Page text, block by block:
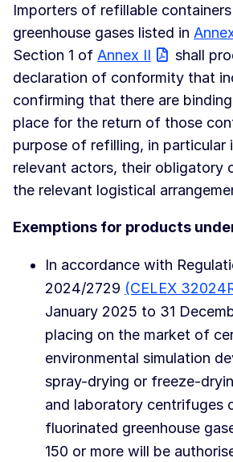
Importers of refillable
greenhouse gases listed in
Section 1 of Annex II
shall
declaration of conformity that
confirming that there are
place for the return of those
purpose of refilling, in particular
relevant actors, their obligatory
the relevant logistical
Exemptions for products
In accordance with
2024/2729 (CELEX
January 2025 to 31
placing on the market of
environmental simulation
spray-drying or freeze-
and laboratory centrifuges
fluorinated greenhouse
150 or more will be